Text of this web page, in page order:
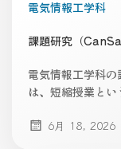
電気情報工学科
課題研究（
電気情報工学科
は、短縮授業と
6月 18, 2026